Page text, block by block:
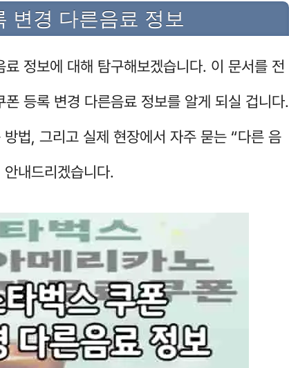
변경 다른음료 정보
정보에 대해 탐구해보겠습니다. 이 문서를 전
등록 변경 다른음료 정보를 알게 되실 겁니다.
법, 그리고 실제 현장에서 자주 묻는 “다른 음
내드리겠습니다.